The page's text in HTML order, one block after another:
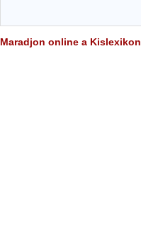
Maradjon online a